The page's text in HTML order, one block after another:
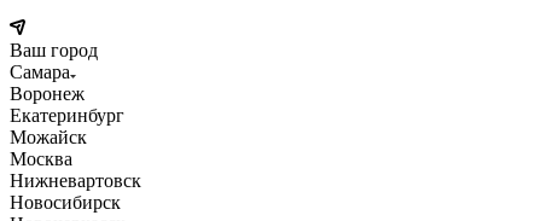
Ваш город
Самара
Воронеж
Екатеринбург
Можайск
Москва
Нижневартовск
Новосибирск